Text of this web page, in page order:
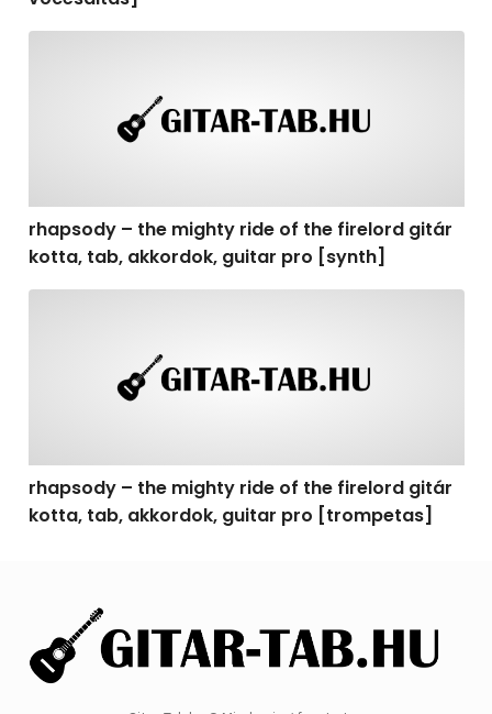
rhapsody – the mighty ride of the firelord gitár
kotta, tab, akkordok, guitar pro [synth]
rhapsody – the mighty ride of the firelord gitár
kotta, tab, akkordok, guitar pro [trompetas]